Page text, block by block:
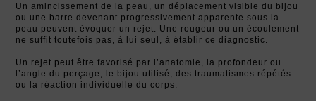
Un amincissement de la peau, un déplacement visible du bijou
ou une barre devenant progressivement apparente sous la
peau peuvent évoquer un rejet. Une rougeur ou un écoulement
ne suffit toutefois pas, à lui seul, à établir ce diagnostic.
Un rejet peut être favorisé par l’anatomie, la profondeur ou
l’angle du perçage, le bijou utilisé, des traumatismes répétés
ou la réaction individuelle du corps.